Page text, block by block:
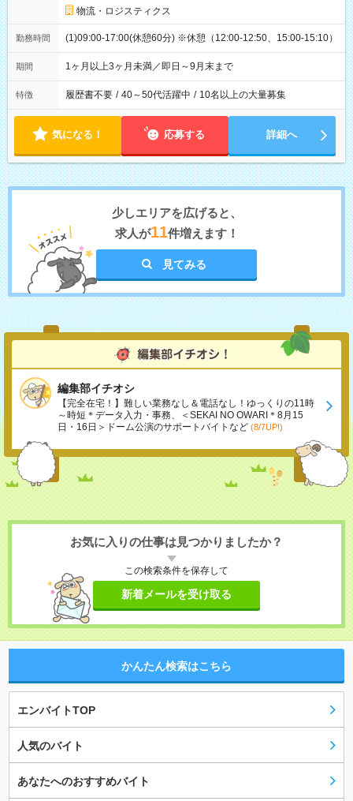
物流・ロジスティクス
勤務時間 (1)09:00-17:00(休憩60分) ※休憩（12:00-12:50、15:00-15:10）
期間 1ヶ月以上3ヶ月未満／即日～9月末まで
特徴 履歴書不要 / 40～50代活躍中 / 10名以上の大量募集
気になる！ 応募する 詳細へ
少しエリアを広げると、
求人が11件増えます！
見てみる
編集部イチオシ
【完全在宅！】難しい業務なし＆電話なし！ゆっくりの11時
～時短＊データ入力・事務、＜SEKAI NO OWARI＊8月15
日・16日＞ドーム公演のサポートバイトなど (8/7UP!)
お気に入りの仕事は見つかりましたか？
この検索条件を保存して
新着メールを受け取る
かんたん検索はこちら
エンバイトTOP
人気のバイト
あなたへのおすすめバイト